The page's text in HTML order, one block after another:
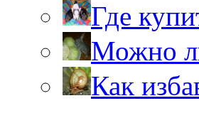
Где
Можно
Как